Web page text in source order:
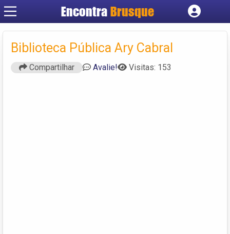
EncontraBrusque
Cadastrar empresa
Criar conta
Biblioteca Pública Ary Cabral
Compartilhar Avalie! Visitas: 153